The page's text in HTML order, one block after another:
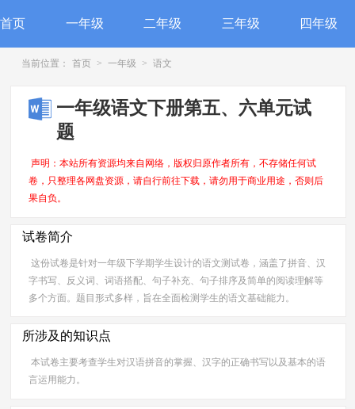
首页 一年级 二年级 三年级 四年级
当前位置： 首页 > 一年级 > 语文
一年级语文下册第五、六单元试
题
声明：本站所有资源均来自网络，版权归原作者所有，不存储任何试
卷，只整理各网盘资源，请自行前往下载，请勿用于商业用途，否则后
果自负。
试卷简介
这份试卷是针对一年级下学期学生设计的语文测试卷，涵盖了拼音、汉
字书写、反义词、词语搭配、句子补充、句子排序及简单的阅读理解等
多个方面。题目形式多样，旨在全面检测学生的语文基础能力。
所涉及的知识点
本试卷主要考查学生对汉语拼音的掌握、汉字的正确书写以及基本的语
言运用能力。